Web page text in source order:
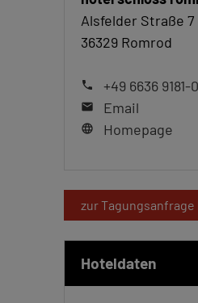
Alsfelder Straße 7
36329 Romrod
phone +49 6636 9181-0
mail Email
language Homepage
zur
Hoteldaten